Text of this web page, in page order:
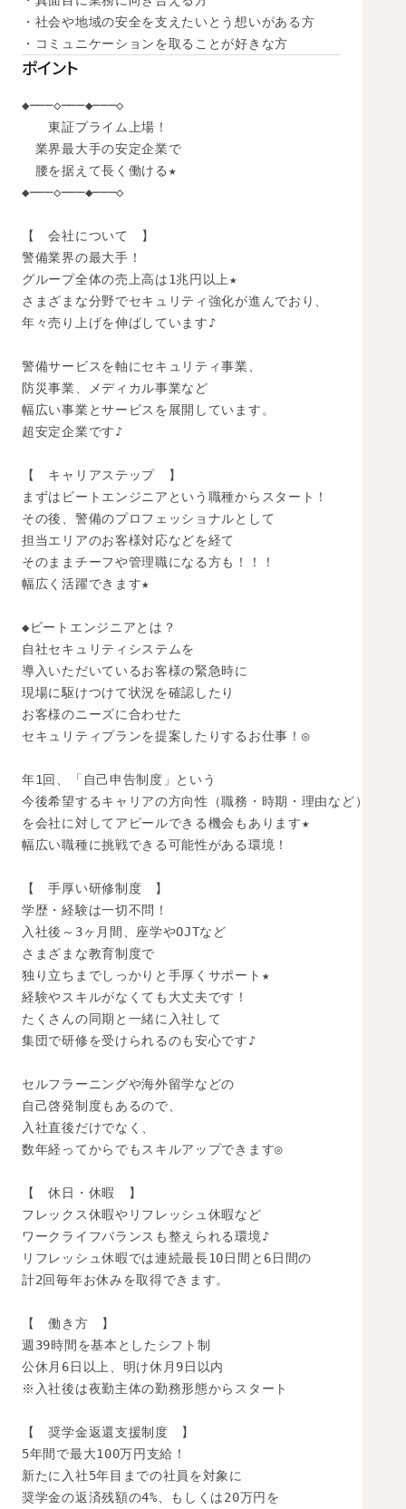
・社会や地域の安全を支えたいとう想いがある方
・コミュニケーションを取ることが好きな方
ポイント
◆───◇───◆───◇
東証プライム上場！
業界最大手の安定企業で
腰を据えて長く働ける★
◆───◇───◆───◇
【　会社について　】
警備業界の最大手！
グループ全体の売上高は1兆円以上★
さまざまな分野でセキュリティ強化が進んでおり、
年々売り上げを伸ばしています♪
警備サービスを軸にセキュリティ事業、
防災事業、メディカル事業など
幅広い事業とサービスを展開しています。
超安定企業です♪
【　キャリアステップ　】
まずはビートエンジニアという職種からスタート！
その後、警備のプロフェッショナルとして
担当エリアのお客様対応などを経て
そのままチーフや管理職になる方も！！！
幅広く活躍できます★
◆ビートエンジニアとは？
自社セキュリティシステムを
導入いただいているお客様の緊急時に
現場に駆けつけて状況を確認したり
お客様のニーズに合わせた
セキュリティプランを提案したりするお仕事！◎
年1回、「自己申告制度」という
今後希望するキャリアの方向性（職務・時期・理由など）
を会社に対してアピールできる機会もあります★
幅広い職種に挑戦できる可能性がある環境！
【　手厚い研修制度　】
学歴・経験は一切不問！
入社後～3ヶ月間、座学やOJTなど
さまざまな教育制度で
独り立ちまでしっかりと手厚くサポート★
経験やスキルがなくても大丈夫です！
たくさんの同期と一緒に入社して
集団で研修を受けられるのも安心です♪
セルフラーニングや海外留学などの
自己啓発制度もあるので、
入社直後だけでなく、
数年経ってからでもスキルアップできます◎
【　休日・休暇　】
フレックス休暇やリフレッシュ休暇など
ワークライフバランスも整えられる環境♪
リフレッシュ休暇では連続最長10日間と6日間の
計2回毎年お休みを取得できます。
【　働き方　】
週39時間を基本としたシフト制
公休月6日以上、明け休月9日以内
※入社後は夜勤主体の勤務形態からスタート
【　奨学金返還支援制度　】
5年間で最大100万円支給！
新たに入社5年目までの社員を対象に
奨学金の返済残額の4%、もしくは20万円を